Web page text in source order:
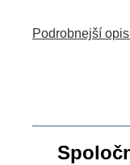
Podrobnejší